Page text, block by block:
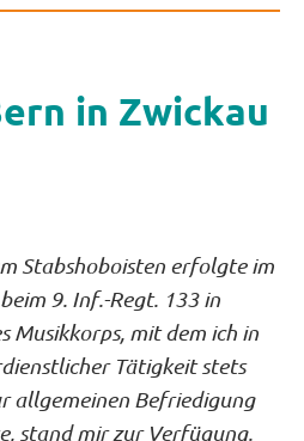
in Zwickau
Stabshoboisten erfolgte im
9. Inf.-Regt. 133 in
Musikkorps, mit dem ich in
Tätigkeit stets
allgemeinen Befriedigung
stand mir zur Verfügung.